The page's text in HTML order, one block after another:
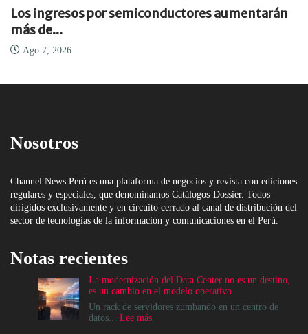
Los ingresos por semiconductores aumentarán
más de...
Ago 7, 2026
Nosotros
Channel News Perú es una plataforma de negocios y revista con ediciones
regulares y especiales, que denominamos Catálogos-Dossier. Todos
dirigidos exclusivamente y en circuito cerrado al canal de distribución del
sector de tecnologías de la información y comunicaciones en el Perú.
Notas recientes
La modernización del Data Center no es un destino,
es un cambio en el modelo operativo
Un rack de servidores zumbando en un centro de
datos... Lee más: